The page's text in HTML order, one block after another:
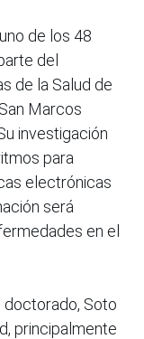
de los 48
del
de la Salud de
Marcos
investigación
para
electrónicas
será
en el
Soto
principalmente